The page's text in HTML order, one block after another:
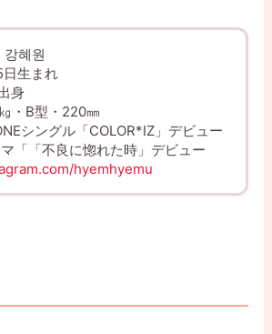
강혜원
生まれ
身
・B型・220㎜
シングル「COLOR*IZ」デビュー
「「不良に惚れた時」デビュー
hyemhyemu